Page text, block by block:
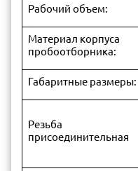
Рабочий объем:
Материал корпуса
пробоотборника:
Габаритные размеры:
Резьба
присоединительная